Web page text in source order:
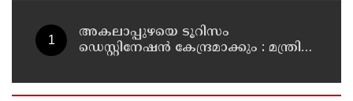
അകലാപ്പുഴയെ ടൂറിസം
ഡെസ്റ്റിനേഷന്‍ കേന്ദ്രമാക്കും : മന്ത്രി